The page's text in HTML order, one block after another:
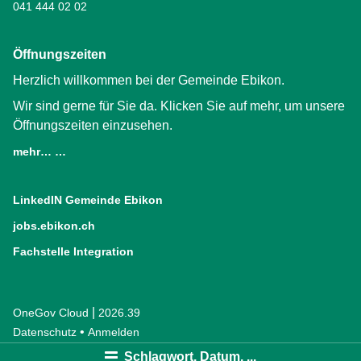
Schlagwort, Datum, ...
041 444 02 02
Öffnungszeiten
Herzlich willkommen bei der Gemeinde Ebikon.
Wir sind gerne für Sie da. Klicken Sie auf mehr, um unsere
Öffnungszeiten einzusehen.
mehr… …
LinkedIN Gemeinde Ebikon
jobs.ebikon.ch
Fachstelle Integration
OneGov Cloud (External Link)
2026.39
Datenschutz (External Link)
Anmelden